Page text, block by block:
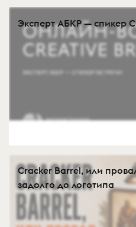
Эксперт АБКР — спикер
Cracker Barrel, или
задолго до логотипа